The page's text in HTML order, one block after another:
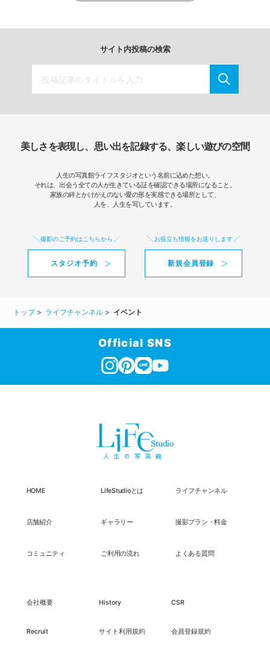
サイト内投稿の検索
美しさを表現し、思い出を記録する、楽しい遊びの空間
人生の写真館ライフスタジオという名前に込めた想い。
それは、出会う全ての人が生きている証を確認できる場所になること。
家族の絆とかけがえのない愛の形を実感できる場所として、
人を、人生を写しています。
撮影のご予約はこちらから
スタジオ予約
お役立ち情報をお送りします
新規会員登録
トップ ライフチャンネル イベント
Official SNS
HOME LifeStudioとは ライフチャンネル
店舗紹介 ギャラリー 撮影プラン・料金
コミュニティ ご利用の流れ よくある質問
会社概要 History CSR
Recruit サイト利用規約 会員登録規約